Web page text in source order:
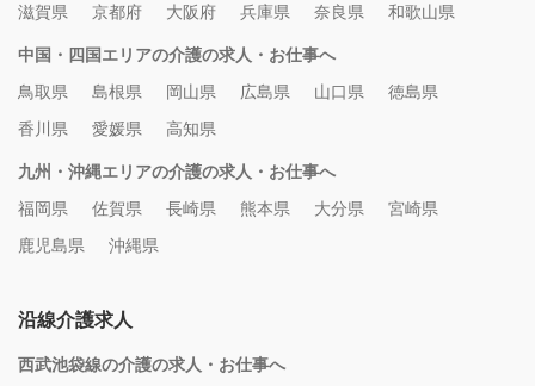
滋賀県
京都府 大阪府 兵庫県 奈良県 和歌山県
中国・四国エリアの介護の求人・お仕事へ
鳥取県
島根県 岡山県 広島県 山口県
徳島県
香川県
愛媛県 高知県
九州・沖縄エリアの介護の求人・お仕事へ
福岡県
佐賀県 長崎県 熊本県 大分県
宮崎県
鹿児島県
沖縄県
沿線介護求人
西武池袋線の介護の求人・お仕事へ